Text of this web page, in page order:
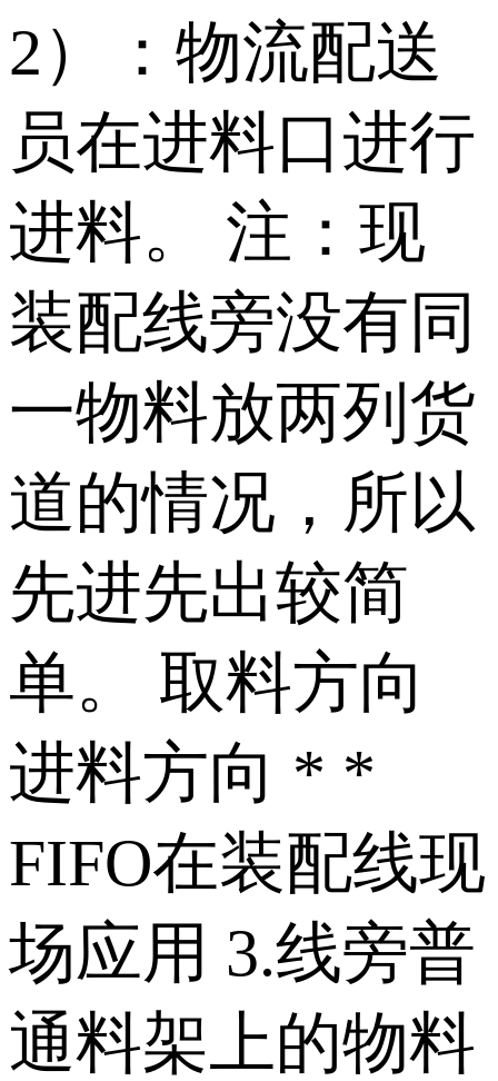
2）：物流配送
员在进料口进行
进料。 注：现
装配线旁没有同
一物料放两列货
道的情况，所以
先进先出较简
单。 取料方向
进料方向 * *
FIFO在装配线现
场应用 3.线旁普
通料架上的物料